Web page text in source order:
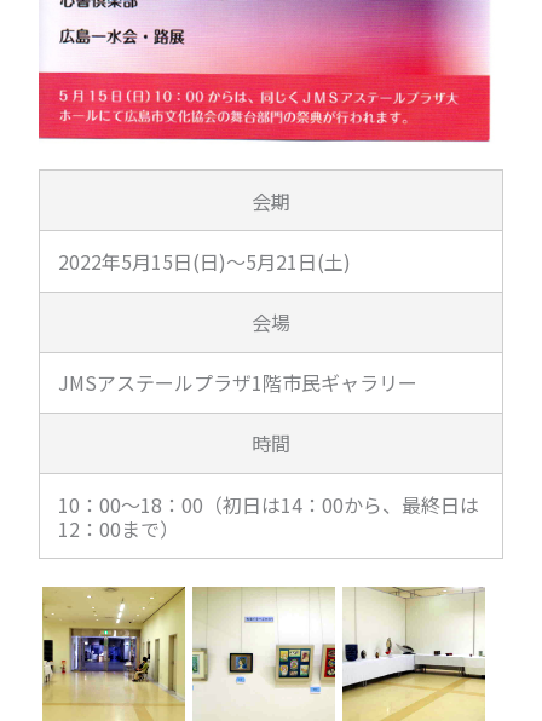
会期
2022年5月15日(日)～5月21日(土)
会場
JMSアステールプラザ1階市民ギャラリー
時間
10：00～18：00（初日は14：00から、最終日は
12：00まで）